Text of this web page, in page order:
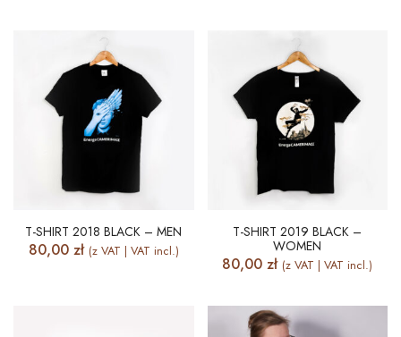
T-SHIRT 2018 BLACK – MEN
80,00 zł (z VAT | VAT incl.)
T-SHIRT 2019 BLACK –
WOMEN
80,00zł (z VAT | VAT incl.)